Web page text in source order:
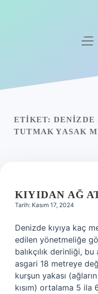
Yasal Uyarı
ETIKET: DENIZDE
TUTMAK YASAK
KIYIDAN AĞ
Tarih: Kasım 17, 2024
Denizde kıyıya kaç
edilen yönetmeliğe
balıkçılık derinliği,
asgari 18 metreye
kurşun yakası
kısım) ortalama 5 ila